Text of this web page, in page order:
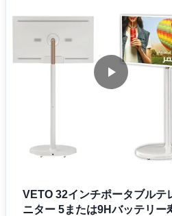
VETO 32インチポータブルテ
ニター 5または9Hバッテリー